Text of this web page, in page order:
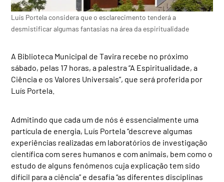
Luís Portela considera que o esclarecimento tenderá a
desmistificar algumas fantasias na área da espiritualidade
A Biblioteca Municipal de Tavira recebe no próximo
sábado, pelas 17 horas, a palestra “A Espiritualidade, a
Ciência e os Valores Universais”, que será proferida por
Luís Portela.
Admitindo que cada um de nós é essencialmente uma
partícula de energia, Luís Portela “descreve algumas
experiências realizadas em laboratórios de investigação
científica com seres humanos e com animais, bem como o
estudo de alguns fenómenos cuja explicação tem sido
difícil para a ciência” e desafia “as diferentes disciplinas